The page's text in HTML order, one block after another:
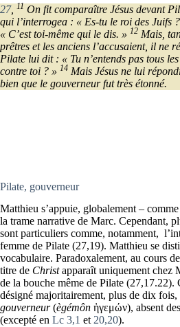
27, 11 On fit comparaître Jésus devant
qui l’interrogea : « Es-tu le roi des Juifs
« C’est toi-même qui le dis. » 12 Mais,
prêtres et les anciens l’accusaient, il ne
Pilate lui dit : « Tu n’entends pas tous
contre toi ? » 14 Mais Jésus ne lui
bien que le gouverneur fut très étonné.
Pilate, gouverneur
Matthieu s’appuie, globalement –
la trame narrative de Marc. Cependant,
sont particuliers comme, notamment,
femme de Pilate (27,19). Matthieu se
vocabulaire. Paradoxalement, au cours
titre de Christapparaît uniquement chez
de la bouche même de Pilate (27,17.22).
désigné majoritairement, plus de dix fois,
gouverneur(ègémôn ἡγεμών), absent
(excepté en Lc 3,1 et 20,20).